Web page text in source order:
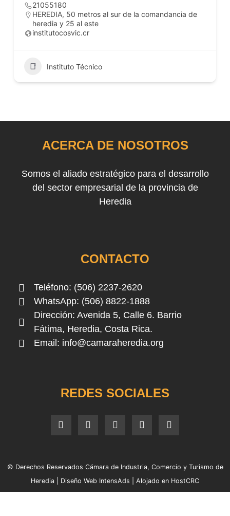
21055180
HEREDIA, 50 metros al sur de la comandancia de
heredia y 25 al este
institutocosvic.cr
Instituto Técnico
ACERCA DE NOSOTROS
Somos el aliado estratégico para el desarrollo
del sector empresarial de la provincia de
Heredia
CONTACTO
Teléfono: (506) 2237-2620
WhatsApp: (506) 8822-1888
Dirección: Avenida 5, Calle 6. Barrio
Fátima, Heredia, Costa Rica.
Email: info@camaraheredia.org
REDES SOCIALES
© Derechos Reservados Cámara de Industria, Comercio y Turismo de
Heredia | Diseño Web IntensAds Alojado en HostCRC